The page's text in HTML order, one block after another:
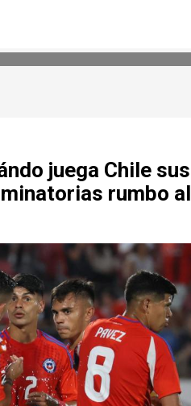
juega Chile sus
rumbo al